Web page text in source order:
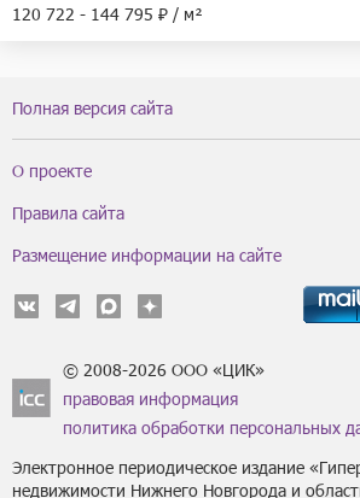
120 722 - 144 795 ₽ / м²
Полная версия сайта
О проекте
Правила сайта
Размещение информации на сайте
© 2008-2026 ООО «ЦИК»
правовая информация
политика обработки персональных
Электронное периодическое издание
недвижимости Нижнего Новгорода и